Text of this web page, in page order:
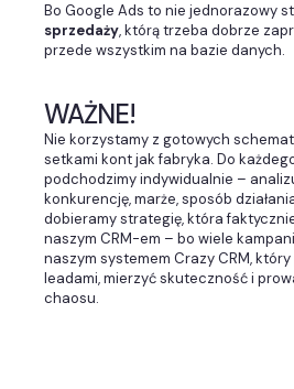
Bo Google Ads to nie jednorazowy
sprzedaży, którą trzeba dobrze
przede wszystkim na bazie danych.
WAŻNE!
Nie korzystamy z gotowych
setkami kont jak fabryka. Do
podchodzimy indywidualnie –
konkurencję, marże, sposób
dobieramy strategię, która
naszym CRM-em – bo wiele
naszym systemem Crazy CRM,
leadami, mierzyć skuteczność i
chaosu.